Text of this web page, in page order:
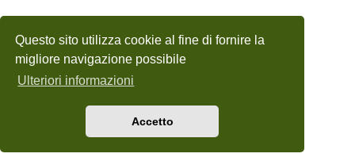
Questo sito utilizza cookie al fine di fornire la
migliore navigazione possibile
Ulteriori informazioni
Accetto